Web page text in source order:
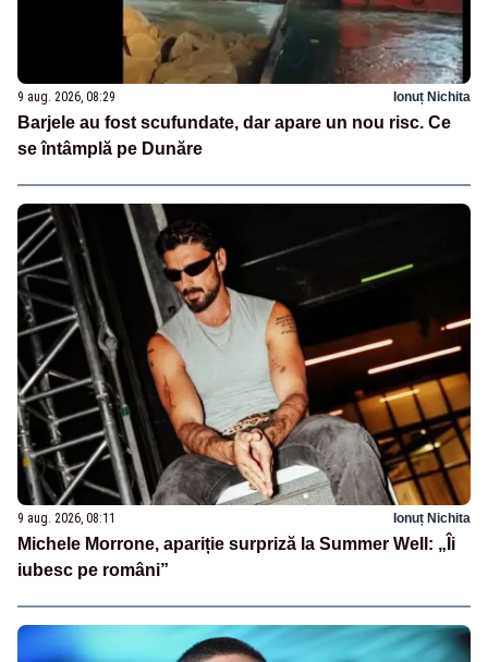
9 aug. 2026, 08:29 Ionuț Nichita
Barjele au fost scufundate, dar apare un nou risc. Ce
se întâmplă pe Dunăre
9 aug. 2026, 08:11 Ionuț Nichita
Michele Morrone, apariție surpriză la Summer Well: „Îi
iubesc pe români”